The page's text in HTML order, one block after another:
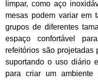
limpar, como aço
mesas podem variar em
grupos de diferentes
espaço confortável
refeitórios são projetadas
suportando o uso diário
para criar um